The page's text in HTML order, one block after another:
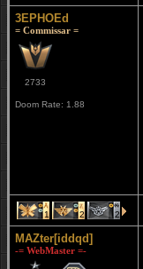
3EPHOEd
= Commissar =
2733
Doom Rate: 1.88
1 2 2
MAZter[iddqd]
-= WebMaster =-